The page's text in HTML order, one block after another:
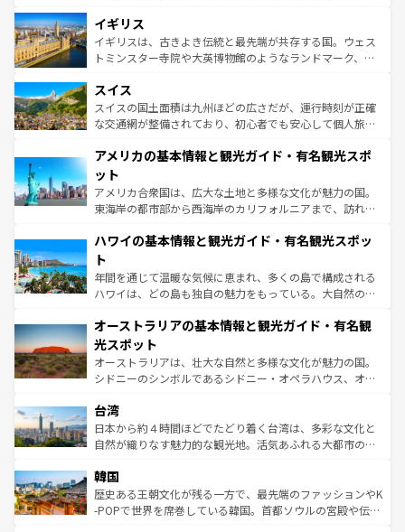
香り高いラベンダー畑など、多彩な楽しみ方が可能だ。さ
らに、パリ以外の地域にも魅力が溢れており、どの街角に
も豊かな歴史と文化が息づいている。パリ以外の個性あふ
を参照してほしい。
顔を持つこの国は、どこを歩いても飽きることがない。ベ
ルリンの文化的活気、バイエルン州のアルプスの絶景、そ
してライン川沿いのワイン畑といった風景は必見。ビール
は、お酒好きな人にはぜひ体験してほしい。 なお、新着の
ドイツ情報はコンテンツ一覧を参照してほしい。
イギリス
イギリスは、古きよき伝統と最先端が共存する国。ウェス
トミンスター寺院や大英博物館のようなランドマーク、歴
リアごとに異なる魅力がある。また、優雅なアフタヌーン
ティー、ビール好きにはたまらない英国パブ、サッカー観
戦など、本場だからこそできる体験も豊富。イギリスを旅
ンツ一覧を参照してほしい。
スイス
スイスの国土面積は九州ほどの広さだが、運行時刻が正確
な交通網が整備されており、初心者でも安心して個人旅行
の建物がそのまま残る町や、スイスならではのユニークな
博物館もあり、アルプス観光だけでなく町歩きも満喫する
ことができる。国民の所得が高いため物価も高いが、旅行
者向けの交通パス提供のサービスもあり、うまく活用すれ
着のスイス情報はコンテンツ一覧を参照してほしい。
アメリカの基本情報と観光ガイド・有名観光スポ
ット
アメリカ合衆国は、広大な土地と多様な文化が魅力の国。
東海岸の都市部から西海岸のカリフォルニアまで、訪れる
のような巨大都市は、観光、ショッピング、エンターテイ
ンメントが詰まった刺激的なスポットだ。一方、アメリカ
西部には大自然が広がり、グランドキャニオンやイエロー
ストーン国立公園といった絶景が堪能できる。さらに、南
文化が魅力。旅行者はアメリカの各地域で異なる魅力を楽
しみながら、その多様性と豊かな歴史を感じることができ
るだろう。車でのロードトリップや列車の旅も、アメリカ
ならではの贅沢な旅のスタイルだ。 なお、新着のアメリカ
情報は コンテンツ一覧 を参照してほしい。
ハワイの基本情報と観光ガイド・有名観光スポッ
ト
年間を通じて温暖な気候に恵まれ、多くの島で構成される
ハワイは、どの島も独自の魅力をもっている。大自然の神
ワイ島は見逃せない。また、定番の観光地といえばオアフ
島だが、静かな自然を求めるならマウイ島やカウアイ島が
おすすめ。エメラルドグリーンに輝く海をはじめ、豊かな
文化や歴史が息づいている。「アロハスピリット」と呼ば
人々、おいしいローカルフードやハワイアンミュージッ
ク、伝統的なフラダンスなど、すべてがハワイの魅力を彩
っている。訪れるたびに新しい発見と感動が待っているハ
はコンテンツ一覧
オーストラリアの基本情報と観光ガイド・有名観
光スポット
オーストラリアは、壮大な自然と多様な文化が魅力の国。
シドニーのシンボルであるシドニー・オペラハウス、オー
リアリーフや大陸中央部にそびえるウルル（エアーズロッ
ク）、タスマニアの美しい原生林やケアンズの熱帯雨林な
ど、見どころがたくさん。また、カフェやワイン、オージ
いる。アクティビティも充実しており、サーフィンやダイ
ビング、ハイキングなど、アウトドア好きにはたまらな
い。オーストラリアの多彩な魅力を存分に味わいつくそ
台湾
日本から約４時間ほどでたどり着く台湾は、多彩な文化と
自然が織りなす魅力的な観光地。活気あふれる大都市の台
ン）、静ひつな山岳地帯である台湾東部など、都市の喧騒
と山間の静けさが共存しており、訪れる人に新しい発見と
驚きをもたらしてくれる。また、奥深い台湾の食文化も魅
韓国
歴史ある王朝文化が残る一方で、最先端のファッションやK
-POPで世界を席巻している韓国。首都ソウルの宮殿や伝統